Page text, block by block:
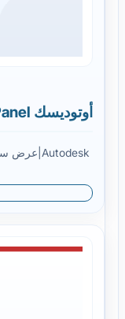
أوتوديسك AutoCAD Admin Panel
Autodesk عرض